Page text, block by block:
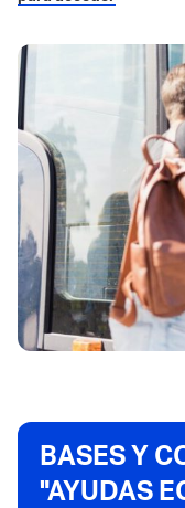
BASES Y
"AYUDAS